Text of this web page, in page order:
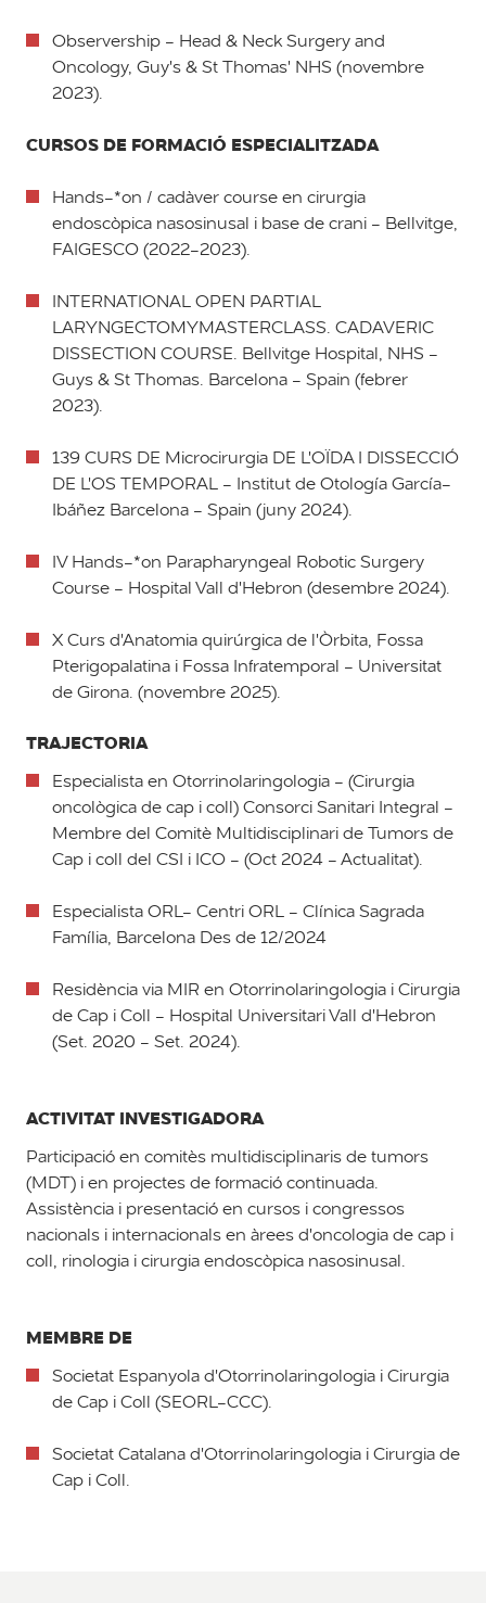
Observership - Head & Neck Surgery and
Oncology, Guy's & St Thomas' NHS (novembre
2023).
CURSOS DE FORMACIÓ ESPECIALITZADA
Hands-*on / cadàver course en cirurgia
endoscòpica nasosinusal i base de crani - Bellvitge,
FAIGESCO (2022-2023).
INTERNATIONAL OPEN PARTIAL
LARYNGECTOMYMASTERCLASS. CADAVERIC
DISSECTION COURSE. Bellvitge Hospital, NHS -
Guys & St Thomas. Barcelona - Spain (febrer
2023).
139 CURS DE Microcirurgia DE L'OÏDA I DISSECCIÓ
DE L'OS TEMPORAL - Institut de Otología García-
Ibáñez Barcelona - Spain (juny 2024).
IV Hands-*on Parapharyngeal Robotic Surgery
Course - Hospital Vall d'Hebron (desembre 2024).
X Curs d'Anatomia quirúrgica de l'Òrbita, Fossa
Pterigopalatina i Fossa Infratemporal - Universitat
de Girona. (novembre 2025).
TRAJECTORIA
Especialista en Otorrinolaringologia - (Cirurgia
oncològica de cap i coll) Consorci Sanitari Integral -
Membre del Comitè Multidisciplinari de Tumors de
Cap i coll del CSI i ICO - (Oct 2024 - Actualitat).
Especialista ORL- Centri ORL - Clínica Sagrada
Família, Barcelona Des de 12/2024
Residència via MIR en Otorrinolaringologia i Cirurgia
de Cap i Coll - Hospital Universitari Vall d'Hebron
(Set. 2020 - Set. 2024).
ACTIVITAT INVESTIGADORA
Participació en comitès multidisciplinaris de tumors
(MDT) i en projectes de formació continuada.
Assistència i presentació en cursos i congressos
nacionals i internacionals en àrees d'oncologia de cap i
coll, rinologia i cirurgia endoscòpica nasosinusal.
MEMBRE DE
Societat Espanyola d'Otorrinolaringologia i Cirurgia
de Cap i Coll (SEORL-CCC).
Societat Catalana d'Otorrinolaringologia i Cirurgia de
Cap i Coll.